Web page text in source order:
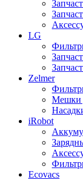
LG
Zelmer
Мешки
iRobot
Ecovacs